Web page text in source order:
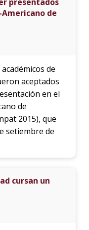
de
de
aceptados
en el
de
2015), que
setiembre de
cursan un